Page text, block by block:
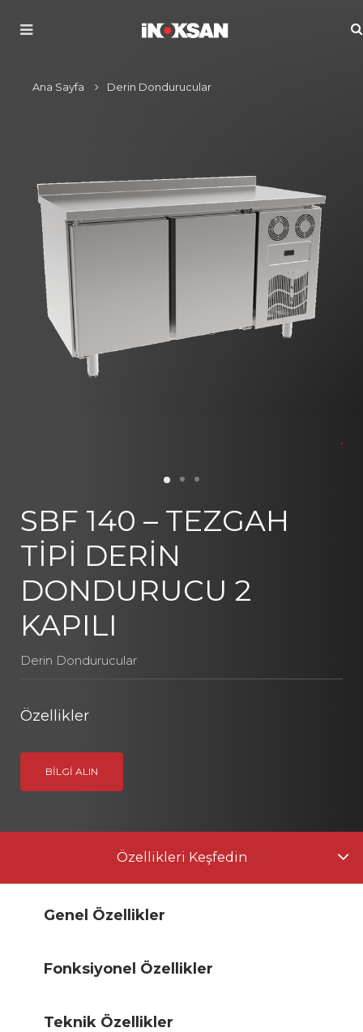
Ana Sayfa Derin Dondurucular
SBF 140 – TEZGAH
TİPİ DERİN
DONDURUCU 2
KAPILI
Derin Dondurucular
Özellikler
BILGI ALIN
Özellikleri Keşfedin
Genel Özellikler
Fonksiyonel Özellikler
Teknik Özellikler